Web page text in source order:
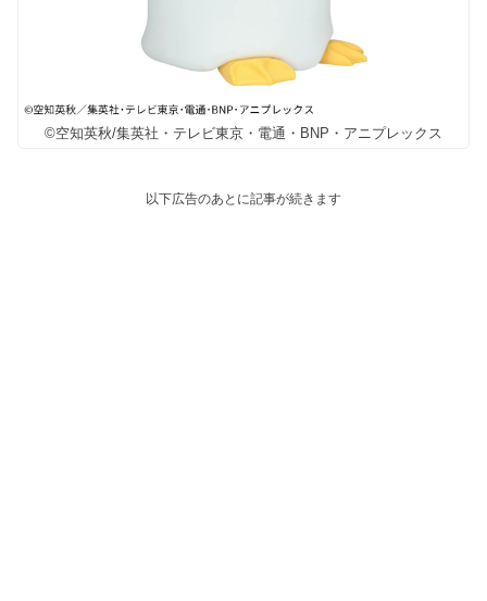
©空知英秋/集英社・テレビ東京・電通・BNP・アニプレックス
以下広告のあとに記事が続きます